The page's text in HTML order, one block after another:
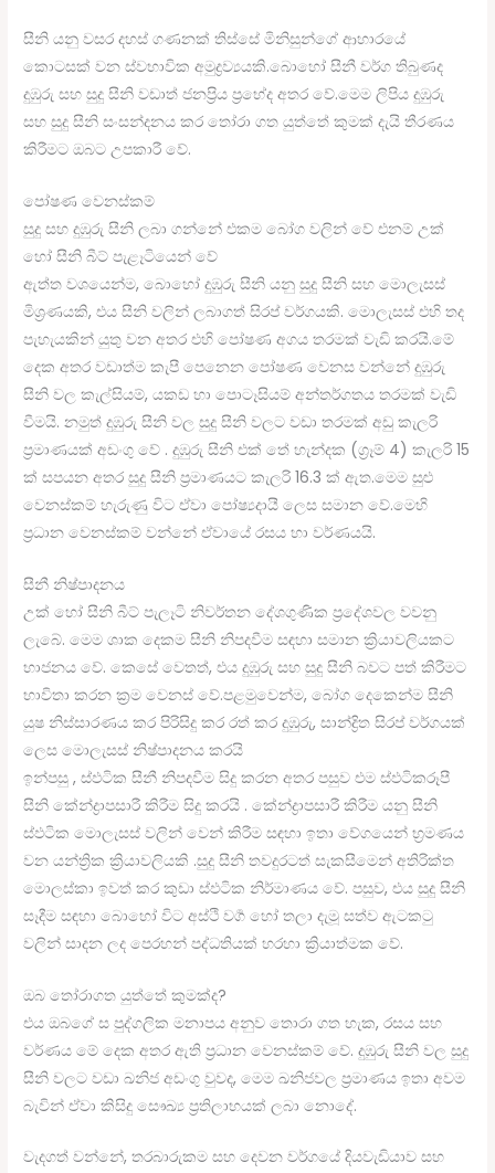
සීනි යනු වසර දහස් ගණනක් තිස්සේ මිනිසුන්ගේ ආහාරයේ
කොටසක් වන ස්වභාවික අමුද්‍රව්‍යයකි.බොහෝ සීනී වර්ග තිබුණද
දුඹුරු සහ සුදු සීනි වඩාත් ජනප්‍රිය ප්‍රභේද අතර වේ.මෙම ලිපිය දුඹුරු
සහ සුදු සීනි සංසන්දනය කර තෝරා ගත යුත්තේ කුමක් දැයි තීරණය
කිරීමට ඔබට උපකාරී වේ.
පෝෂණ වෙනස්කම්
සුදු සහ දුඹුරු සීනි ලබා ගන්නේ එකම බෝග වලින් වේ එනම් උක්
හෝ සීනි බීට් පැළෑටියෙන් වේ
ඇත්ත වශයෙන්ම, බොහෝ දුඹුරු සීනි යනු සුදු සීනි සහ මොලැසස්
මිශ්‍රණයකි, එය සීනි වලින් ලබාගත් සිරප් වර්ගයකි. මොලැසස් එහි තද
පැහැයකින් යුතු වන අතර එහි පෝෂණ අගය තරමක් වැඩි කරයි.මේ
දෙක අතර වඩාත්ම කැපී පෙනෙන පෝෂණ වෙනස වන්නේ දුඹුරු
සීනි වල කැල්සියම්, යකඩ හා පොටෑසියම් අන්තර්ගතය තරමක් වැඩි
වීමයි. නමුත් දුඹුරු සීනි වල සුදු සීනි වලට වඩා තරමක් අඩු කැලරි
ප්‍රමාණයක් අඩංගු වේ . දුඹුරු සීනි එක් තේ හැන්දක (ග්‍රෑම් 4) කැලරි 15
​​ක් සපයන අතර සුදු සීනි ප්‍රමාණයට කැලරි 16.3 ක් ඇත.මෙම සුළු
වෙනස්කම් හැරුණු විට ඒවා පෝෂ්‍යදායී ලෙස සමාන වේ.මෙහි
ප්‍රධාන වෙනස්කම් වන්නේ ඒවායේ රසය හා වර්ණයයි.
සීනී නිෂ්පාදනය
උක් හෝ සීනි බීට් පැලෑටි නිවර්තන දේශගුණික ප්‍රදේශවල වවනු
ලැබේ. මෙම ශාක දෙකම සීනි නිපදවීම සඳහා සමාන ක්‍රියාවලියකට
භාජනය වේ. කෙසේ වෙතත්, එය දුඹුරු සහ සුදු සීනි බවට පත් කිරීමට
භාවිතා කරන ක්‍රම වෙනස් වේ.පළමුවෙන්ම, බෝග දෙකෙන්ම සීනි
යුෂ නිස්සාරණය කර පිරිසිදු කර රත් කර දුඹුරු, සාන්ද්‍රිත සිරප් වර්ගයක්
ලෙස මොලැසස් නිෂ්පාදනය කරයි
ඉන්පසු , ස්ඵටික සීනී නිපදවීම සිදු කරන අතර පසුව එම ස්ඵටිකරූපී
සීනි කේන්ද්‍රාපසාරී කිරීම සිදු කරයි . කේන්ද්‍රාපසාරී කිරීම යනු සීනි
ස්ඵටික මොලැසස් වලින් වෙන් කිරීම සඳහා ඉතා වේගයෙන් භ්‍රමණය
වන යන්ත්‍රික ක්‍රියාවලියකි .සුදු සීනි තවදුරටත් සැකසීමෙන් අතිරික්ත
මොලස්කා ඉවත් කර කුඩා ස්ඵටික නිර්මාණය වේ. පසුව, එය සුදු සීනි
සෑදීම සඳහා බොහෝ විට අස්ථි වර්‍ග හෝ තලා දැමූ සත්ව ඇටකටු
වලින් සාදන ලද පෙරහන් පද්ධතියක් හරහා ක්‍රියාත්මක වේ.
ඔබ තෝරාගත යුත්තේ කුමක්ද?
එය ඔබගේ ස පුද්ගලික මනාපය අනුව තොරා ගත හැක, රසය සහ
වර්ණය මේ දෙක අතර ඇති ප්‍රධාන වෙනස්කම් වේ. දුඹුරු සීනි වල සුදු
සීනි වලට වඩා ඛනිජ අඩංගු වුවද, මෙම ඛනිජවල ප්‍රමාණය ඉතා අවම
බැවින් ඒවා කිසිදු සෞඛ්‍ය ප්‍රතිලාභයක් ලබා නොදේ.
වැදගත් වන්නේ, තරබාරුකම සහ දෙවන වර්ගයේ දියවැඩියාව සහ